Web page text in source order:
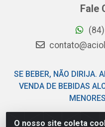
O nosso site coleta
Fale
SE BEBER, NÃO DIRIJA.
VENDA DE BEBIDAS